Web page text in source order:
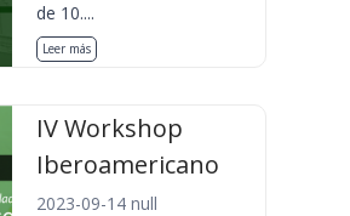
de 10....
Leer más
IV Workshop
Iberoamericano
2023-09-14 null